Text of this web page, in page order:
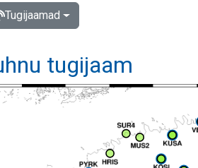
Tugijaamad
tugijaam